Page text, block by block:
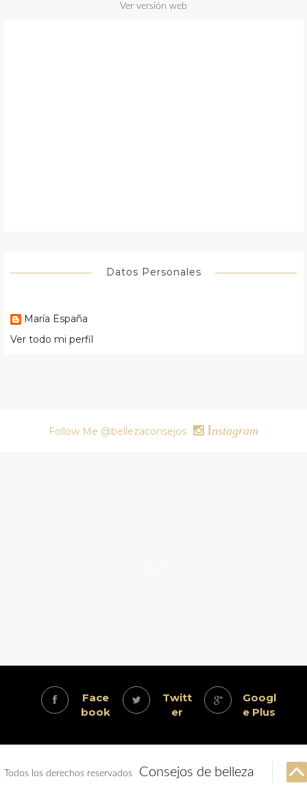
Ver versión web
Datos Personales
María España
Ver todo mi perfil
Follow Me @bellezaconsejos Instagram
Face
book
Twitt
er
Googl
e Plus
Todos los derechos reservados Consejos de belleza